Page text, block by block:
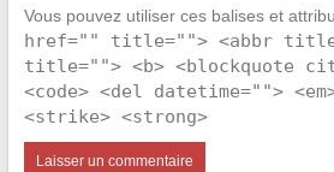
Vous pouvez utiliser ces balises et
href="" title=""> <abbr
title=""> <b> <blockquote
<code> <del datetime="">
<strike> <strong>